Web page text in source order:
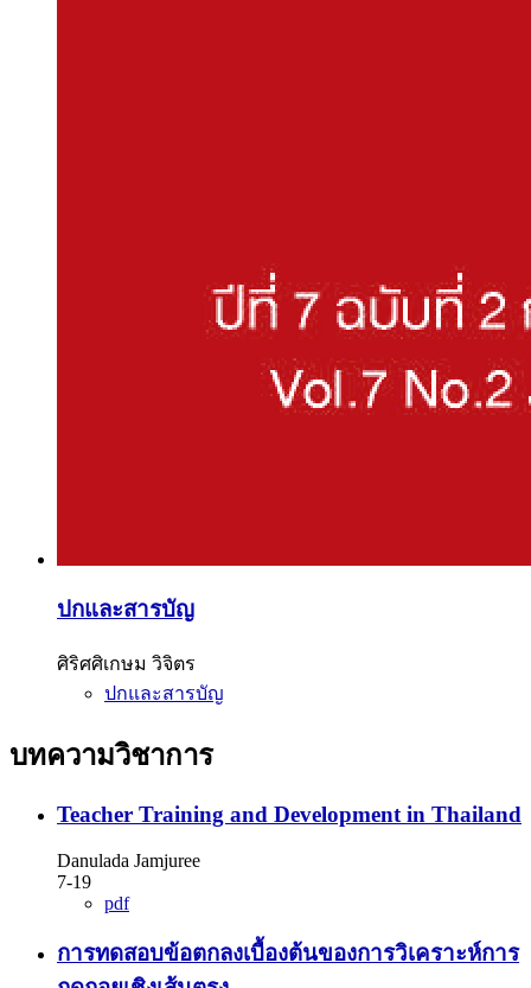
ปกและสารบัญ
ศิริศศิเกษม วิจิตร
ปกและสารบัญ
บทความวิชาการ
Teacher Training and Development in Thailand
Danulada Jamjuree
7-19
pdf
การทดสอบข้อตกลงเบื้องต้นของการวิเคราะห์การ